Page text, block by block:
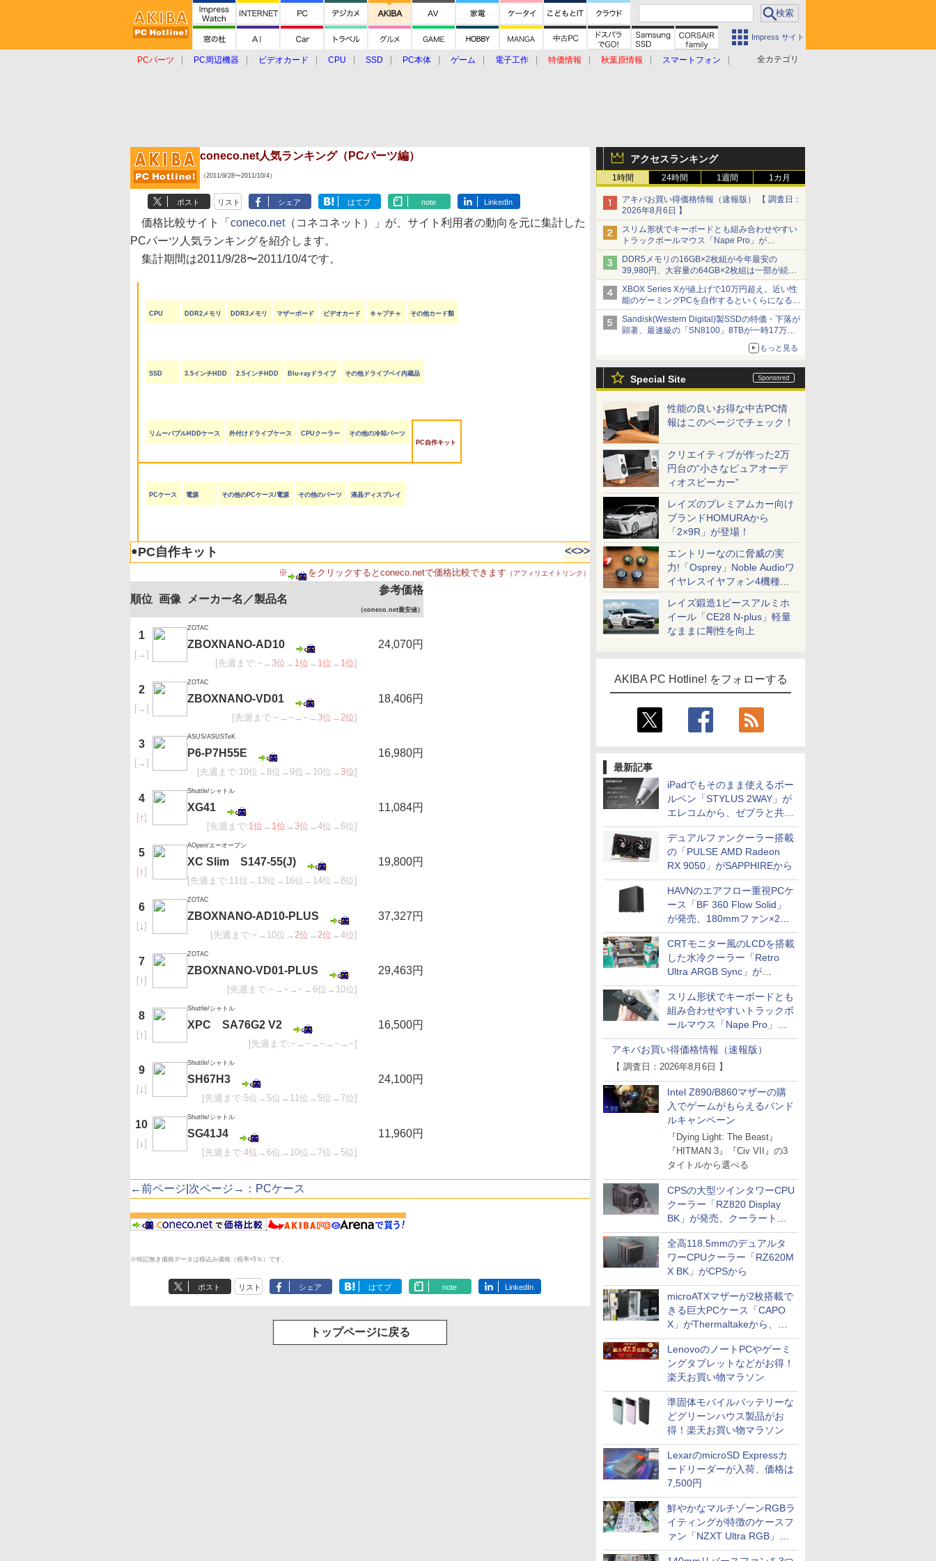
Impress サイト
全カテゴリ
PCパーツ PC周辺機器 ビデオカード CPU SSD PC本体 ゲーム 電子工作 特価情報 秋葉原情報
スマートフォン
アクセスランキング
1時間 24時間 1週間 1カ月
アキバお買い得価格情報（速報版） 【 調査日：
2026年8月6日 】
スリム形状でキーボードとも組み合わせやすい
トラックボールマウス「Nape Pro」が
Keychronから
DDR5メモリの16GB×2枚組が今年最安の
39,980円、大容量の64GB×2枚組は一部が続騰
[8月前半のメモリ価格]
XBOX Series Xが値上げで10万円超え。近い性
能のゲーミングPCを自作するといくらになる？
【石田賀津男の『酒の肴にPCゲーム』】
Sandisk(Western Digital)製SSDの特価・下落が
顕著、最速級の「SN8100」8TBが一時17万円
もっと見る
Special Site
性能の良いお得な中古PC情
報はこのページでチェック！
クリエイティブが作った2万
円台の“小さなピュアオーデ
ィオスピーカー”
レイズのプレミアムカー向け
ブランドHOMURAから
「2×9R」が登場！
エントリーなのに脅威の実
力!「Osprey」Noble Audioワ
イヤレスイヤフォン4機種を
一気に聴く
レイズ鍛造1ピースアルミホ
イール「CE28 N-plus」軽量
なままに剛性を向上
AKIBA PC Hotline! をフォローする
最新記事
iPadでもそのまま使えるボー
ルペン「STYLUS 2WAY」が
エレコムから、ゼブラと共同
開発
デュアルファンクーラー搭載
の「PULSE AMD Radeon
RX 9050」がSAPPHIREから
HAVNのエアフロー重視PCケ
ース「BF 360 Flow Solid」
が発売、180mmファン×2搭
載
CRTモニター風のLCDを搭載
した水冷クーラー「Retro
Ultra ARGB Sync」が
Thermaltakeから
スリム形状でキーボードとも
組み合わせやすいトラックボ
ールマウス「Nape Pro」が
Keychronから
アキバお買い得価格情報（速報版）
【 調査日：2026年8月6日 】
Intel Z890/B860マザーの購
入でゲームがもらえるバンド
ルキャンペーン
『Dying Light: The Beast』
『HITMAN 3』『Civ VII』の3
タイトルから選べる
CPSの大型ツインタワーCPU
クーラー「RZ820 Display
BK」が発売、クーラートッ
プに5インチ液晶搭載
全高118.5mmのデュアルタ
ワーCPUクーラー「RZ620M
X BK」がCPSから
microATXマザーが2枚搭載で
きる巨大PCケース「CAPO
X」がThermaltakeから、カ
ラーは2色
LenovoのノートPCやゲーミ
ングタブレットなどがお得！
楽天お買い物マラソン
準固体モバイルバッテリーな
どグリーンハウス製品がお
得！楽天お買い物マラソン
LexarのmicroSD Expressカ
ードリーダーが入荷、価格は
7,500円
鮮やかなマルチゾーンRGBラ
イティングが特徴のケースフ
ァン「NZXT Ultra RGB」が
発売、計8製品
coneco.net人気ランキング（PCパーツ編）
（2011/9/28〜2011/10/4）
ポスト リスト シェア はてブ note LinkedIn
価格比較サイト「 coneco.net（コネコネット）」が、サイト利用者の動向を元に集計した
PCパーツ人気ランキングを紹介します。
集計期間は2011/9/28〜2011/10/4です。
CPU DDR2メモリ DDR3メモリ マザーボード ビデオカード キャプチャ その他カード類
SSD 3.5インチHDD 2.5インチHDD Blu-rayドライブ その他ドライブベイ内蔵品
リムーバブルHDDケース 外付けドライブケース CPUクーラー
その他の冷却パーツ
PC自作キット
PCケース 電源 その他のPCケース/電源 その他のパーツ 液晶ディスプレイ
●PC自作キット <<>>
※ をクリックするとconeco.netで価格比較できます （アフィリエイトリンク）
順位 画像 メーカー名／製品名
参考価格
（coneco.net最安値）
1
[→ ]
ZOTAC
ZBOXNANO-AD10
[先週まで:−→ 3位 → 1位 → 1位 → 1位]
24,070円
2
[→ ]
ZOTAC
ZBOXNANO-VD01
[先週まで:−→−→−→ 3位 → 2位]
18,406円
3
[→ ]
ASUS/ASUSTeK
P6-P7H55E
[先週まで:10位→8位→9位→10位→ 3位]
16,980円
4
[↑]
Shuttle/シャトル
XG41
[先週まで:1位 → 1位 → 3位 → 4位 →6位]
11,084円
5
[↑]
AOpen/エーオープン
XC Slim S147-55(J)
[先週まで:11位→13位→16位→14位→8位]
19,800円
6
[↓]
ZOTAC
ZBOXNANO-AD10-PLUS
[先週まで:−→10位→ 2位 → 2位 → 4位]
37,327円
7
[↑]
ZOTAC
ZBOXNANO-VD01-PLUS
[先週まで:−→−→−→6位→10位]
29,463円
8
[↑]
Shuttle/シャトル
XPC SA76G2 V2
[先週まで:−→−→−→−→−]
16,500円
9
[↓]
Shuttle/シャトル
SH67H3
[先週まで:5位→5位→11位→5位→7位]
24,100円
10
[↓]
Shuttle/シャトル
SG41J4
[先週まで:4位 →6位→10位→7位→5位]
11,960円
←前ページ 次ページ→：PCケース
※特記無き価格データは税込み価格（税率=5％）です。
ポスト リスト シェア はてブ note LinkedIn
トップページに戻る